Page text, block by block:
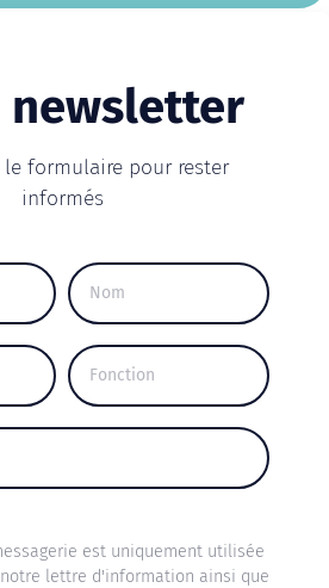
newsletter
le formulaire pour rester
informés
est uniquement utilisée
lettre d'information ainsi que